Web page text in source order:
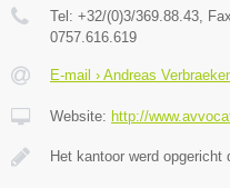
Tel: +32/(0)3/369.88.43,
0757.616.619
E-mail › Andreas
Website: http://
Het kantoor werd opgericht